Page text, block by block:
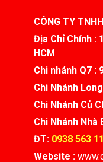
CÔNG TY
Địa Chỉ Chính :
HCM
Chi nhánh Q7 :
Chi Nhánh
Chi Nhánh Củ
Chi Nhánh Nhà
ĐT: 0938 563
Website :